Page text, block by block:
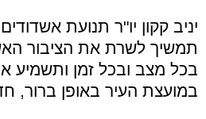
יניב קקון יו"ר תנועת
תמשיך לשרת את הציבור
בכל מצב ובכל זמן ותשמיע
במועצת העיר באופן ברור,